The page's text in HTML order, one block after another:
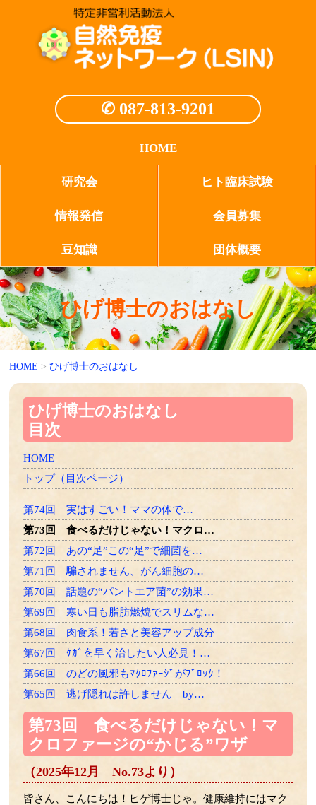
✆ 087-813-9201
HOME
研究会 ヒト臨床試験
情報発信 会員募集
豆知識 団体概要
ひげ博士のおはなし
HOME >ひげ博士のおはなし
ひげ博士のおはなし
目次
HOME
トップ（目次ページ）
第74回 実はすごい！ママの体で…
第73回 食べるだけじゃない！マクロ…
第72回 あの“足”この“足”で細菌を…
第71回 騙されません、がん細胞の…
第70回 話題の“パントエア菌”の効果…
第69回 寒い日も脂肪燃焼でスリムな…
第68回 肉食系！若さと美容アップ成分
第67回 ｹｶﾞを早く治したい人必見！…
第66回 のどの風邪もﾏｸﾛﾌｧｰｼﾞがﾌﾞﾛｯｸ！
第65回 逃げ隠れは許しません by…
第64回 老け速度は26歳から差がつく？
第63回 LPSは骨にも効く！？
第62回 ゾンビ細胞をやっつけろ
第61回 一網打尽の必殺技！
第60回 たくさん使って効くLPSﾌﾗｲﾄへ！
第73回 食べるだけじゃない！マ
クロファージの“かじる”ワザ
（2025年12月 No.73より）
皆さん、こんにちは！ヒゲ博士じゃ。健康維持にはマク